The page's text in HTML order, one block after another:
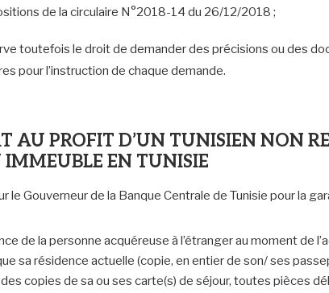
de la circulaire N°2018-14 du 26/12/2018 ;
toutefois le droit de demander des précisions ou des
pour l’instruction de chaque demande.
AU PROFIT D’UN TUNISIEN NON
IMMEUBLE EN TUNISIE
le Gouverneur de la Banque Centrale de Tunisie pour la
de la personne acquéreuse à l’étranger au moment de
sa résidence actuelle (copie, en entier de son/ ses
copies de sa ou ses carte(s) de séjour, toutes pièces